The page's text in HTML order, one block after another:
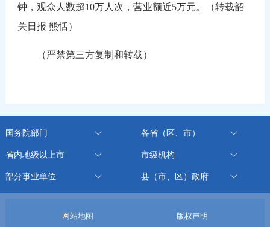
钟，观众人数超10万人次，营业额近5万元。（转载韶
关日报 熊恬）
（严禁第三方复制和转载）
国务院部门 各省（区、市）
省内地级以上市 市级机构
部分事业单位 县（市、区）政府
网站地图
版权声明